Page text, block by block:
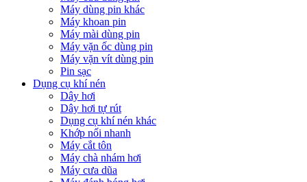
Máy dùng pin khác
Máy khoan pin
Máy mài dùng pin
Máy vặn ốc dùng pin
Máy vặn vít dùng pin
Pin sạc
Dụng cụ khí nén
Dây hơi
Dây hơi tự rút
Dụng cụ khí nén khác
Khớp nối nhanh
Máy cắt tôn
Máy chà nhám hơi
Máy cưa dũa